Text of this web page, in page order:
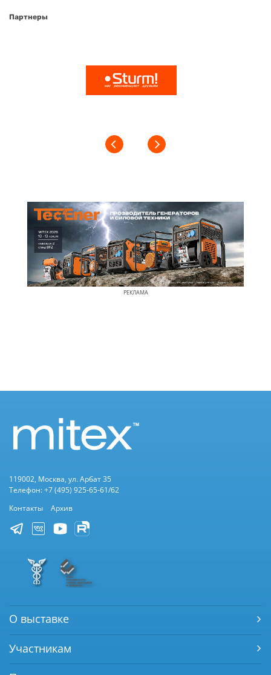
Партнеры
РЕКЛАМА
119002, Москва, ул. Арбат 35
Телефон: +7 (495) 925-65-61/62
Контакты
Архив
О выставке
Участникам